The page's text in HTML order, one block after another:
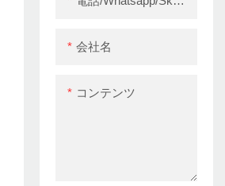
会社名
コンテンツ